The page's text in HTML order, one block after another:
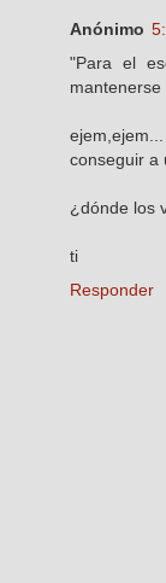
Anónimo
"Para el
conseguir a
¿dónde los
ti
Responder